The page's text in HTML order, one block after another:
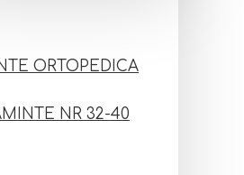
ORTOPEDICA
NR 32-40